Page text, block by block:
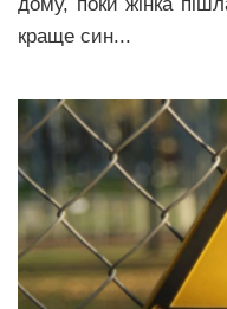
краще син...